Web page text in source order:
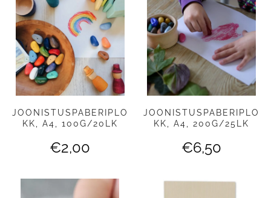
JOONISTUSPABERIPLO
KK, A4, 100G/20LK
€2,00
JOONISTUSPABERIPLO
KK, A4, 200G/25LK
€6,50